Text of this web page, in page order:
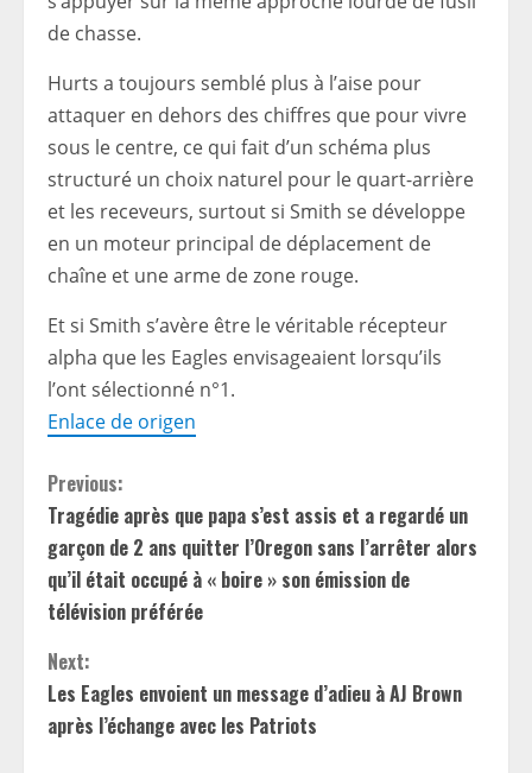
de chasse.
Hurts a toujours semblé plus à l’aise pour
attaquer en dehors des chiffres que pour vivre
sous le centre, ce qui fait d’un schéma plus
structuré un choix naturel pour le quart-arrière
et les receveurs, surtout si Smith se développe
en un moteur principal de déplacement de
chaîne et une arme de zone rouge.
Et si Smith s’avère être le véritable récepteur
alpha que les Eagles envisageaient lorsqu’ils
l’ont sélectionné n°1.
Enlace de origen
C
o
n
t
i
n
Previous:
Tragédie après que papa s’est assis et a regardé un
garçon de 2 ans quitter l’Oregon sans l’arrêter alors
qu’il était occupé à « boire » son émission de
télévision préférée
Next:
Les Eagles envoient un message d’adieu à AJ Brown
après l’échange avec les Patriots